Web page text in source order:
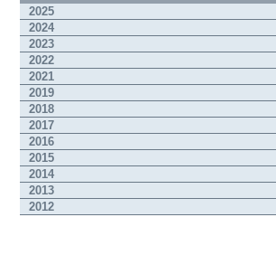
2025
2024
2023
2022
2021
2019
2018
2017
2016
2015
2014
2013
2012